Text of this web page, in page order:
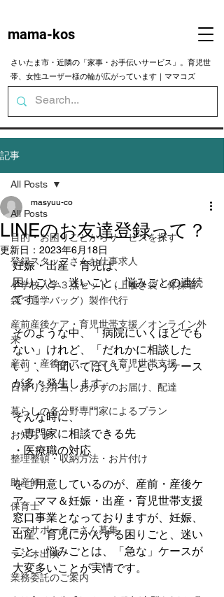
mama-kos
さいたま市・近隣の「家事・お手伝いサービス」。育児世
帯、女性ユーザー様の輪が広がっています｜ママコズ
記事
All Posts
目的・お困りごとからサービスを探す
登録スタッフさんお仕事求人
小学校入学３点セット（上履き袋・体操着
袋・通学バッグ）製作代行
産前産後ケア・育児世帯支援／オンライン外
来
産前・産後ケア、ママ＆育児世帯支援
日替りお弁当、おかずのお届け、配達
暮らしの各分野専門家によるプラン
お知らせ
整理整頓・収納方法・お片付け
助産師
保育士
ママサポーターさん募集
ラジオ出演
業務委託のご案内
All Posts
LINEのお友達登録って？
masyuu-co
更新日： 2023年6月18日
妊娠・出産・育児は、
困りごと、迷いごと、悩みごとの連続
です。
そのような中、「病院にいくほどでも
ない」けれど、「だれかに相談した
い」、「聞いてほしい」というケース
が多々発生します。
そんな時に、
・専門家に相談できる先
・医療職の対応
をご用意しているのが、産前・産後ケ
ア、ママ＆妊娠・出産・育児世帯支援
窓口事業となっておりますが、妊娠、
出産、育児にかんする困りごと、迷い
ごと、悩みごとは、「急な」ケースが
大変多いことが実情です。